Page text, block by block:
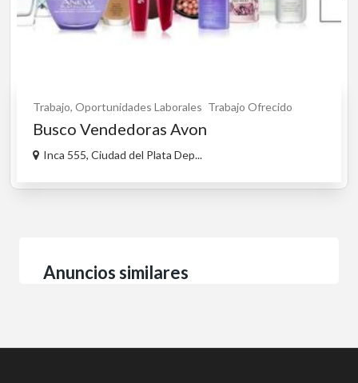
Trabajo, Oportunidades Laborales Trabajo Ofrecido
Busco Vendedoras Avon
Inca 555, Ciudad del Plata Dep...
Anuncios similares